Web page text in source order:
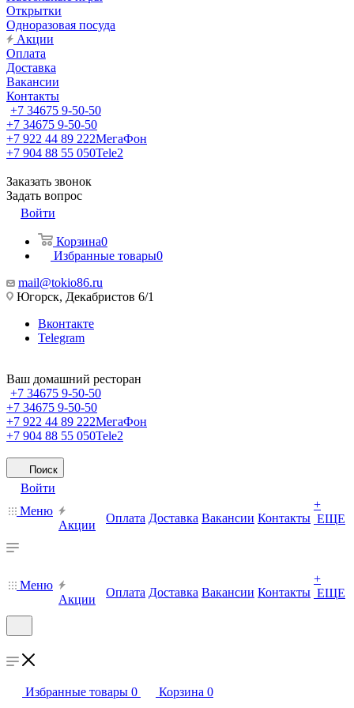
Открытки
Одноразовая посуда
Акции
Оплата
Доставка
Вакансии
Контакты
+7 34675 9-50-50
+7 34675 9-50-50
+7 922 44 89 222МегаФон
+7 904 88 55 050Tele2
Заказать звонок
Задать вопрос
Войти
Корзина0
Избранные товары0
mail@tokio86.ru
Югорск, Декабристов 6/1
Вконтакте
Telegram
Ваш домашний ресторан
+7 34675 9-50-50
+7 34675 9-50-50
+7 922 44 89 222МегаФон
+7 904 88 55 050Tele2
Поиск
Войти
Меню
Акции
Оплата Доставка Вакансии Контакты
+
ЕЩЕ
Меню
Акции
Оплата Доставка Вакансии Контакты
+
ЕЩЕ
Избранные товары 0 Корзина 0